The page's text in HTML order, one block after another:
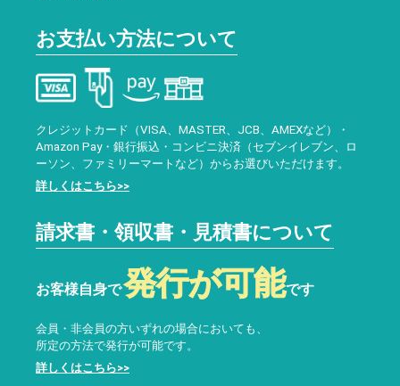
お支払い方法について
クレジットカード（VISA、MASTER、JCB、AMEXなど）・
Amazon Pay・銀行振込・コンビニ決済（セブンイレブン、ロ
ーソン、ファミリーマートなど）からお選びいただけます。
詳しくはこちら>>
請求書・領収書・見積書について
お客様自身で発行が可能です
会員・非会員の方いずれの場合においても、
所定の方法で発行が可能です。
詳しくはこちら>>